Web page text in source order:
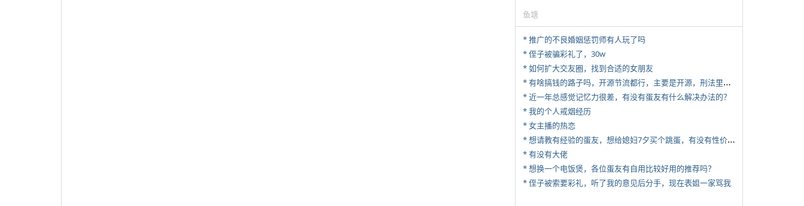
鱼塘
* 推广的不良婚姻惩罚师有人玩了吗
* 侄子被骗彩礼了，30w
* 如何扩大交友圈，找到合适的女朋友
*
有啥搞钱的路子吗，开源节流都行，主要是开源，刑法里的咱不做
* 近一年总感觉记忆力很差，有没有蛋友有什么解决办法的？
* 我的个人戒烟经历
* 女主播的热恋
*
想请教有经验的蛋友，想给媳妇7夕买个跳蛋，有没有性价比高的推荐
* 有没有大佬
* 想换一个电饭煲，各位蛋友有自用比较好用的推荐吗？
* 侄子被索要彩礼，听了我的意见后分手，现在表姐一家骂我